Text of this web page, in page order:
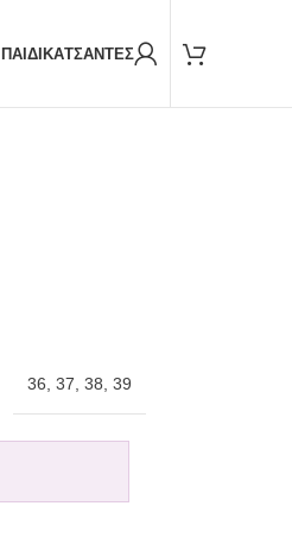
ΠΑΙΔΙΚΑΤΣΑΝΤΕΣ
36 37 38 39